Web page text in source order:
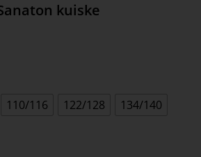
kuiske
110/116 122/128
134/140